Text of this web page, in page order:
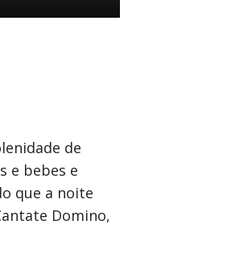
de
e bebes e
que a noite
Domino,